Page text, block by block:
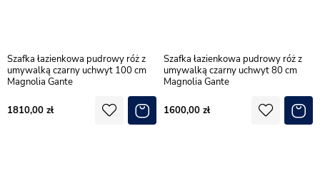
Szafka łazienkowa pudrowy róż z
umywalką czarny uchwyt 100 cm
Magnolia Gante
1810,00
Szafka łazienkowa pudrowy róż z
umywalką czarny uchwyt 80 cm
Magnolia Gante
1600,00